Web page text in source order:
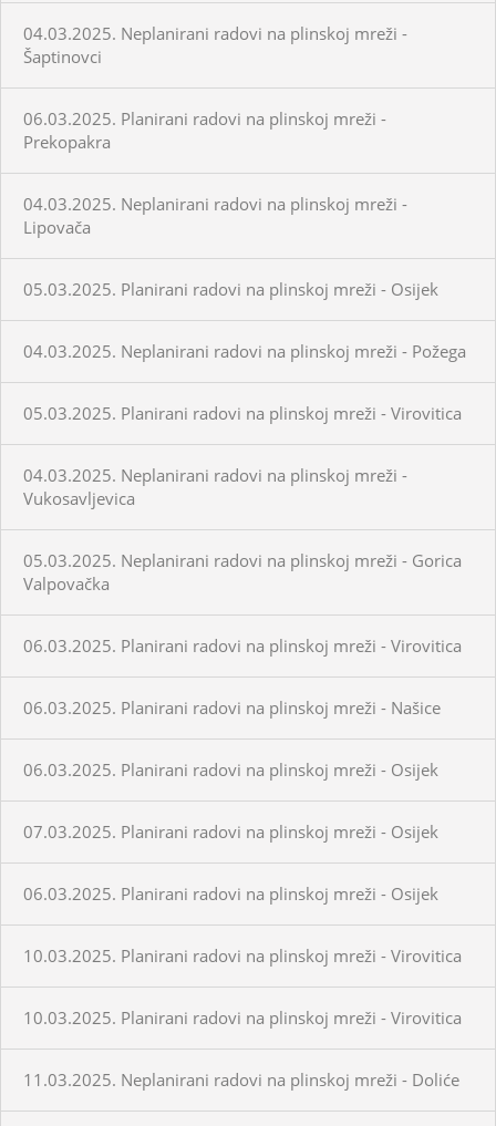
04.03.2025. Neplanirani radovi na plinskoj mreži -
Šaptinovci
06.03.2025. Planirani radovi na plinskoj mreži -
Prekopakra
04.03.2025. Neplanirani radovi na plinskoj mreži -
Lipovača
05.03.2025. Planirani radovi na plinskoj mreži - Osijek
04.03.2025. Neplanirani radovi na plinskoj mreži - Požega
05.03.2025. Planirani radovi na plinskoj mreži - Virovitica
04.03.2025. Neplanirani radovi na plinskoj mreži -
Vukosavljevica
05.03.2025. Neplanirani radovi na plinskoj mreži - Gorica
Valpovačka
06.03.2025. Planirani radovi na plinskoj mreži - Virovitica
06.03.2025. Planirani radovi na plinskoj mreži - Našice
06.03.2025. Planirani radovi na plinskoj mreži - Osijek
07.03.2025. Planirani radovi na plinskoj mreži - Osijek
06.03.2025. Planirani radovi na plinskoj mreži - Osijek
10.03.2025. Planirani radovi na plinskoj mreži - Virovitica
10.03.2025. Planirani radovi na plinskoj mreži - Virovitica
11.03.2025. Neplanirani radovi na plinskoj mreži - Doliće